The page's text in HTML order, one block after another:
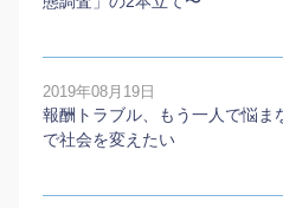
2019年08月19日
報酬トラブル、もう一人で悩ま
で社会を変えたい